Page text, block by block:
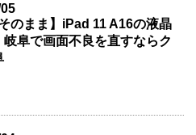
のまま】iPad 11 A16の液晶
岐阜で画面不良を直すならク